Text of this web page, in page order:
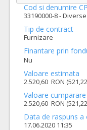
Cod si denumire
33190000-8 -
Tip de contract
Furnizare
Finantare prin
Nu
Valoare estimata
2.520,60 RON
Valoare
2.520,60 RON
Data de raspuns
17.06.2020 11:35